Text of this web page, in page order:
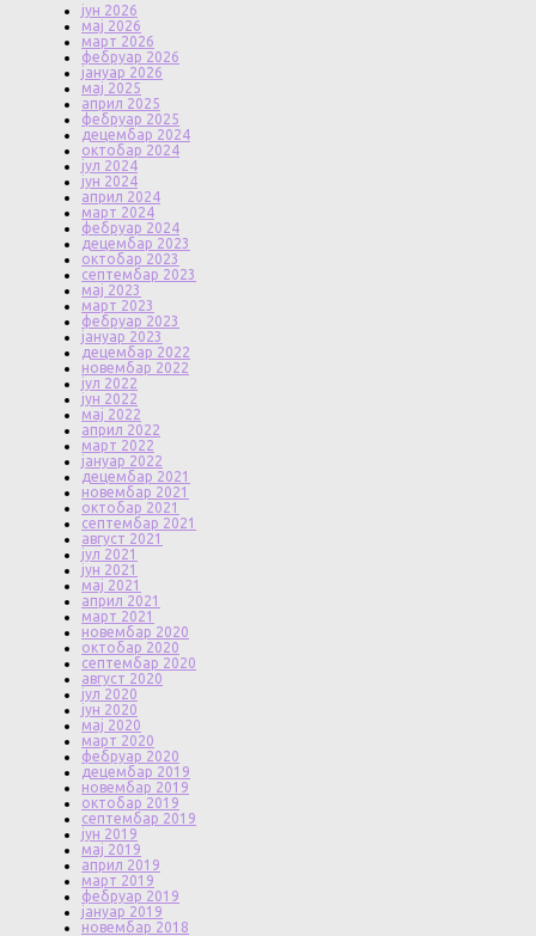
јун 2026
мај 2026
март 2026
фебруар 2026
јануар 2026
мај 2025
април 2025
фебруар 2025
децембар 2024
октобар 2024
јул 2024
јун 2024
април 2024
март 2024
фебруар 2024
децембар 2023
октобар 2023
септембар 2023
мај 2023
март 2023
фебруар 2023
јануар 2023
децембар 2022
новембар 2022
јул 2022
јун 2022
мај 2022
април 2022
март 2022
јануар 2022
децембар 2021
новембар 2021
октобар 2021
септембар 2021
август 2021
јул 2021
јун 2021
мај 2021
април 2021
март 2021
новембар 2020
октобар 2020
септембар 2020
август 2020
јул 2020
јун 2020
мај 2020
март 2020
фебруар 2020
децембар 2019
новембар 2019
октобар 2019
септембар 2019
јун 2019
мај 2019
април 2019
март 2019
фебруар 2019
јануар 2019
новембар 2018